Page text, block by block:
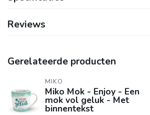
Reviews
Gerelateerde producten
MIKO
Miko Mok - Enjoy - Een
mok vol geluk - Met
binnentekst